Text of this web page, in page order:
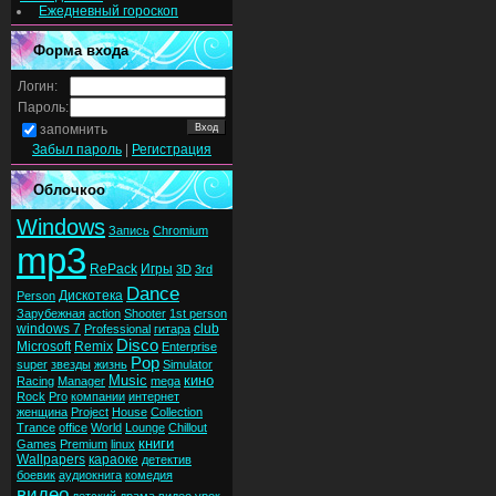
Ежедневный гороскоп
Форма входа
Логин:
Пароль:
запомнить
Забыл пароль
Регистрация
Облочкоо
Windows Запись Chromium
mp3 RePack Игры 3D 3rd
Person Дискотека Dance
Зарубежная action Shooter 1st person
windows 7 Professional гитара club
Microsoft Remix Disco Enterprise
super звезды жизнь Pop Simulator
Racing Manager Music mega кино
Rock Pro компании интернет
женщина Project House Collection
Trance office World Lounge Chillout
Games Premium linux книги
Wallpapers караоке детектив
боевик аудиокнига комедия